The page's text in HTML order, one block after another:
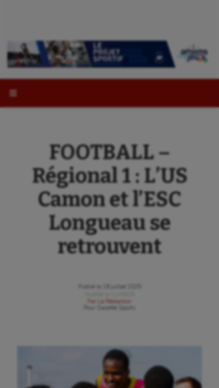
FOOTBALL –
Régional 1 : L’US
Camon et l’ESC
Longueau se
retrouvent
Publié le
18 juillet 2025
Par
La Rédaction
Gazette Sports